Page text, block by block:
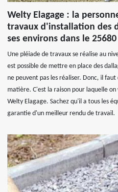
Welty Elagage : la
travaux d'installation des
ses environs dans le 25680
Une pléiade de travaux se réalise au
est possible de mettre en place des
ne peuvent pas les réaliser. Donc, il
matière. C'est la raison pour laquelle
Welty Elagage. Sachez qu'il a tous les
garantie d'un meilleur rendu de travail.